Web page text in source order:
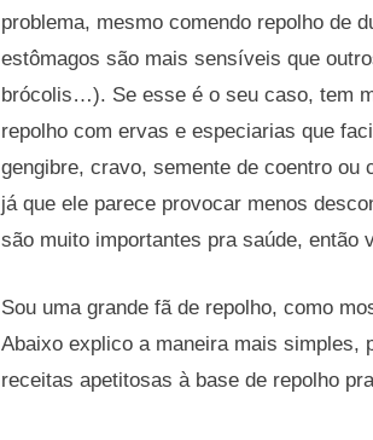
problema, mesmo comendo repolho de
estômagos são mais sensíveis que
brócolis…). Se esse é o seu caso, tem
repolho com ervas e especiarias que
gengibre, cravo, semente de coentro ou
já que ele parece provocar menos
são muito importantes pra saúde, então
Sou uma grande fã de repolho, como
Abaixo explico a maneira mais simples,
receitas apetitosas à base de repolho